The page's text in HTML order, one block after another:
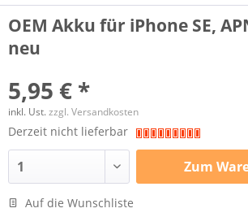
OEM Akku für iPhone SE,
neu
5,95 € *
inkl. Ust.zzgl. Versandkosten
Derzeit nicht lieferbar
Zum
Auf die Wunschliste